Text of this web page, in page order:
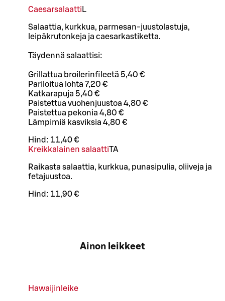
Caesarsalaatti L
Salaattia, kurkkua, parmesan-juustolastuja,
leipäkrutonkeja ja caesarkastiketta.
Täydennä salaattisi:
Grillattua broilerinfileetä 5,40 €
Pariloitua lohta 7,20 €
Katkarapuja 5,40 €
Paistettua vuohenjuustoa 4,80 €
Paistettua pekonia 4,80 €
Lämpimiä kasviksia 4,80 €
Hind: 11,40 €
Kreikkalainen salaattiTA
Raikasta salaattia, kurkkua, punasipulia, oliiveja ja
fetajuustoa.
Hind: 11,90 €
Ainon leikkeet
Hawaijinleike